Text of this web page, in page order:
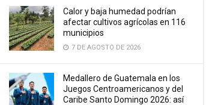
Calor y baja humedad podrían
afectar cultivos agrícolas en 116
municipios
7 DE AGOSTO DE 2026
Medallero de Guatemala en los
Juegos Centroamericanos y del
Caribe Santo Domingo 2026: así